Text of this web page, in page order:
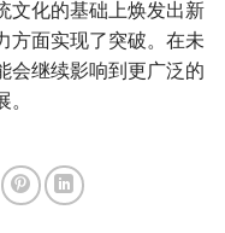
文化的基础上焕发出新
方面实现了突破。在未
会继续影响到更广泛的